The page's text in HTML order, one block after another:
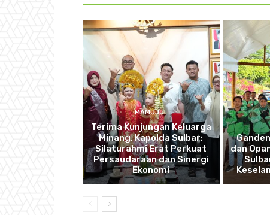
MAMUJU
Terima Kunjungan Keluarga
Minang, Kapolda Sulbar:
Silaturahmi Erat Perkuat
Persaudaraan dan Sinergi
Ekonomi
dan